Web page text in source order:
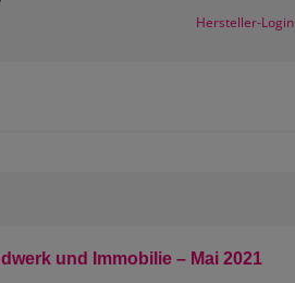
Hersteller-Login
und Immobilie – Mai 2021